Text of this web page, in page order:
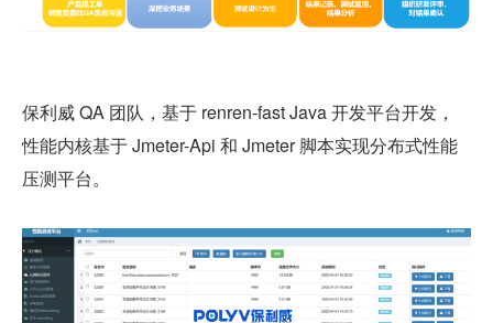
保利威 QA 团队，基于 renren-fast Java 开发平台开发，
性能内核基于 Jmeter-Api 和 Jmeter 脚本实现分布式性能
压测平台。